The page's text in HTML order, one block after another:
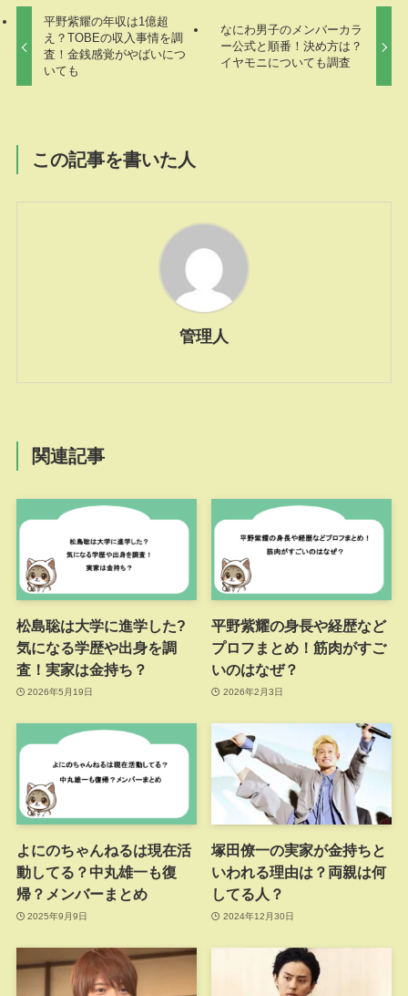
平野紫耀の年収は1億超
え？TOBEの収入事情を調
査！金銭感覚がやばいにつ
いても
なにわ男子のメンバーカラ
ー公式と順番！決め方は？
イヤモニについても調査
この記事を書いた人
管理人
関連記事
松島聡は大学に進学した?
気になる学歴や出身を調
査！実家は金持ち？
2026年5月19日
平野紫耀の身長や経歴など
プロフまとめ！筋肉がすご
いのはなぜ？
2026年2月3日
よにのちゃんねるは現在活
動してる？中丸雄一も復
帰？メンバーまとめ
2025年9月9日
塚田僚一の実家が金持ちと
いわれる理由は？両親は何
してる人？
2024年12月30日